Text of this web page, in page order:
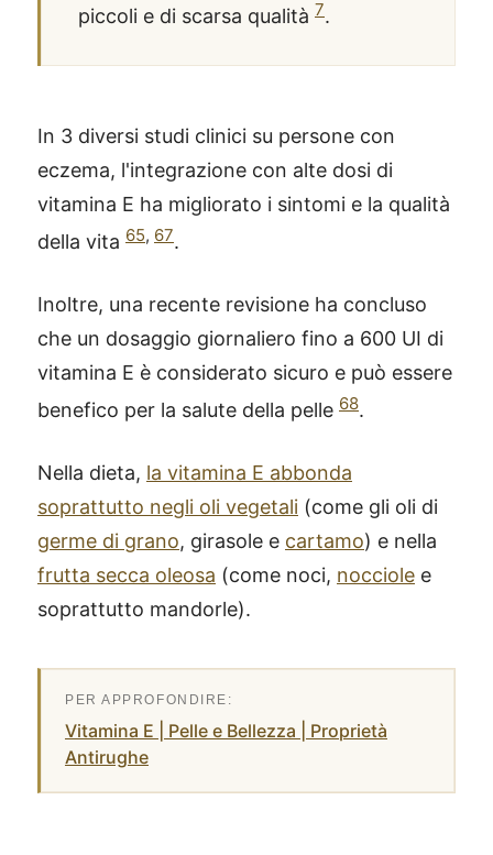
piccoli e di scarsa qualità 7.
In 3 diversi studi clinici su persone con
eczema, l'integrazione con alte dosi di
vitamina E ha migliorato i sintomi e la qualità
della vita 65, 67.
Inoltre, una recente revisione ha concluso
che un dosaggio giornaliero fino a 600 UI di
vitamina E è considerato sicuro e può essere
benefico per la salute della pelle 68.
Nella dieta, la vitamina E abbonda
soprattutto negli oli vegetali (come gli oli di
germe di grano, girasole e cartamo) e nella
frutta secca oleosa (come noci, nocciole e
soprattutto mandorle).
Vitamina E | Pelle e Bellezza | Proprietà
Antirughe